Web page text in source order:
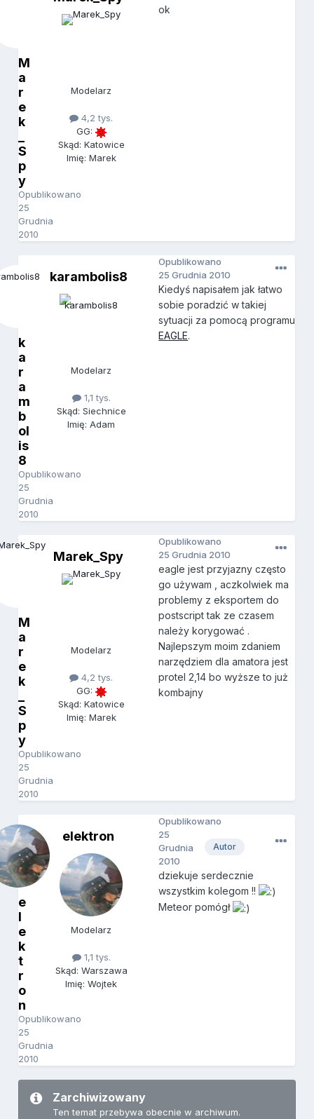
M
a
r
e
k
S
p
y
Opublikowano
25
Grudnia
2010
Modelarz
4,2 tys.
GG:
Skąd: Katowice
Imię: Marek
ok
k
a
r
a
m
b
ol
is
8
Opublikowano
25
Grudnia
2010
karambolis8
Modelarz
1,1 tys.
Skąd: Siechnice
Imię: Adam
Opublikowano
25 Grudnia 2010
Kiedyś napisałem jak łatwo
sobie poradzić w takiej
sytuacji za pomocą programu
EAGLE.
M
a
r
e
k
S
p
y
Opublikowano
25
Grudnia
2010
Marek_Spy
Modelarz
4,2 tys.
GG:
Skąd: Katowice
Imię: Marek
Opublikowano
25 Grudnia 2010
eagle jest przyjazny często
go używam , aczkolwiek ma
problemy z eksportem do
postscript tak ze czasem
należy korygować .
Najlepszym moim zdaniem
narzędziem dla amatora jest
protel 2,14 bo wyższe to już
kombajny
e
l
e
k
t
r
o
n
Opublikowano
25
Grudnia
2010
elektron
Modelarz
1,1 tys.
Skąd: Warszawa
Imię: Wojtek
Autor
Opublikowano
25
Grudnia
2010
dziekuje serdecznie
wszystkim kolegom !!
Meteor pomógł
Zarchiwizowany
Ten temat przebywa obecnie w archiwum.